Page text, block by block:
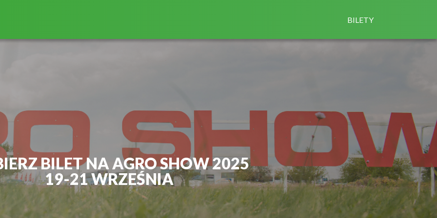
BILETY
BILET NA AGRO SHOW 2025
19-21 WRZEŚNIA